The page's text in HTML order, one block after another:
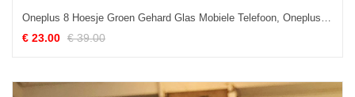
Oneplus 8 Hoesje Groen Gehard Glas Mobiele Telefoon, Oneplus 8 Hoesje Siliconen Mooie
€ 23.00 € 39.00